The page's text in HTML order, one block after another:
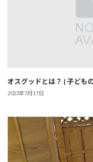
オスグッドとは？ | 子ども
2023年7月17日